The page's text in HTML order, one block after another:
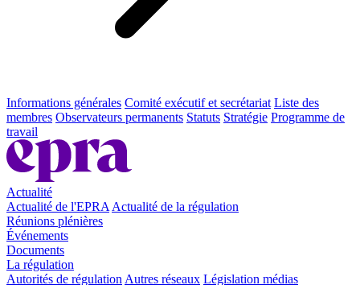
Informations générales Comité exécutif et secrétariat Liste des
membres Observateurs permanents Statuts Stratégie Programme de
travail
Actualité
Actualité de l'EPRA Actualité de la régulation
Réunions plénières
Événements
Documents
La régulation
Autorités de régulation Autres réseaux Législation médias